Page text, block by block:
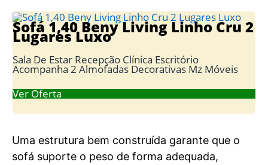
Sofá 1,40 Beny Living Linho Cru 2
Lugares Luxo
Sala De Estar Recepção Clínica Escritório
Acompanha 2 Almofadas Decorativas Mz Móveis
Ver Oferta
Uma estrutura bem construída garante que o
sofá suporte o peso de forma adequada,